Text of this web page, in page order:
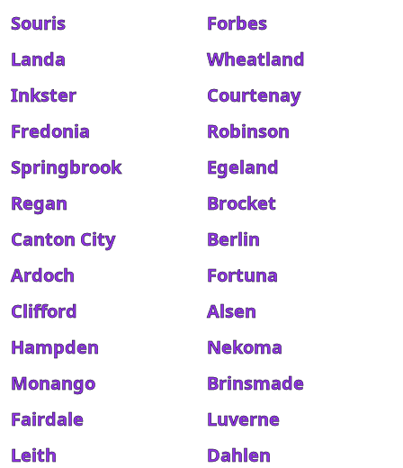
Souris
Forbes
Landa
Wheatland
Inkster
Courtenay
Fredonia
Robinson
Springbrook
Egeland
Regan
Brocket
Canton City
Berlin
Ardoch
Fortuna
Clifford
Alsen
Hampden
Nekoma
Monango
Brinsmade
Fairdale
Luverne
Leith
Dahlen